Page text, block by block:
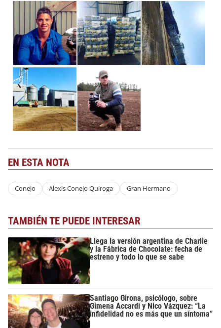
EN ESTA NOTA
Conejo Alexis Conejo Quiroga Gran Hermano
TAMBIÉN TE PUEDE INTERESAR
Llega la versión argentina de Charlie
y la Fábrica de Chocolate: fecha de
estreno y todo lo que se sabe
Santiago Girona, psicólogo, sobre
Gimena Accardi y Nico Vázquez: “La
infidelidad no es más que un síntoma”